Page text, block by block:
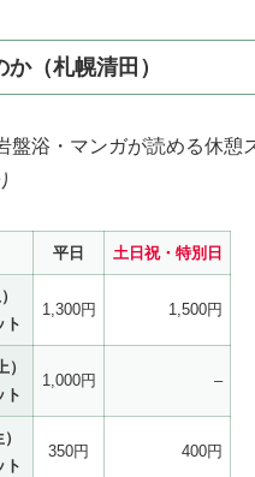
（札幌清田）
盤浴・マンガが読める休憩
平日 土日祝・特別日
ト
1,300円 1,500円
ト
1,000円 –
ト
350円 400円